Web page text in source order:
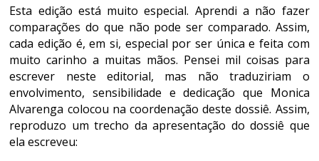
Esta edição está muito especial. Aprendi a não fazer
comparações do que não pode ser comparado. Assim,
cada edição é, em si, especial por ser única e feita com
muito carinho a muitas mãos. Pensei mil coisas para
escrever neste editorial, mas não traduziriam o
envolvimento, sensibilidade e dedicação que Monica
Alvarenga colocou na coordenação deste dossiê. Assim,
reproduzo um trecho da apresentação do dossiê que
ela escreveu: